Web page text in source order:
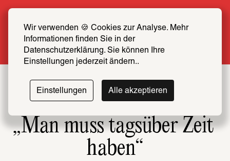
Wir verwenden 🍪 Cookies zur Analyse. Mehr
Informationen finden Sie in der
Datenschutzerklärung. Sie können Ihre
Einstellungen jederzeit ändern..
Einstellungen Alle akzeptieren
SCHIRN FREUND*IN werden
Mehr erfahren
„Man muss tagsüber Zeit
haben“